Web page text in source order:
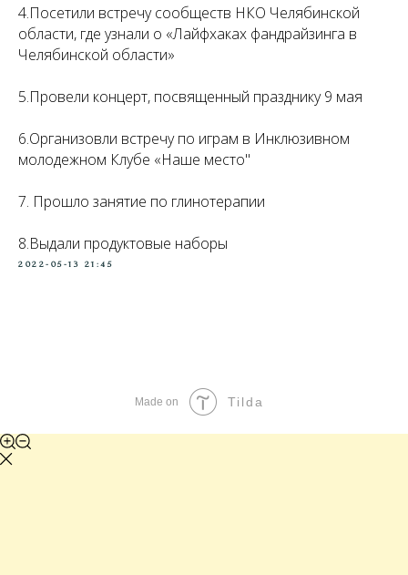
4.Посетили встречу сообществ НКО Челябинской
области, где узнали о «Лайфхаках фандрайзинга в
Челябинской области»
5.Провели концерт, посвященный празднику 9 мая
6.Организовли встречу по играм в Инклюзивном
молодежном Клубе «Наше место"
7. Прошло занятие по глинотерапии
8.Выдали продуктовые наборы
2022-05-13 21:45
Made on Tilda